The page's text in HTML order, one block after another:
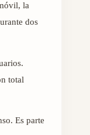
la
dos
total
Es parte